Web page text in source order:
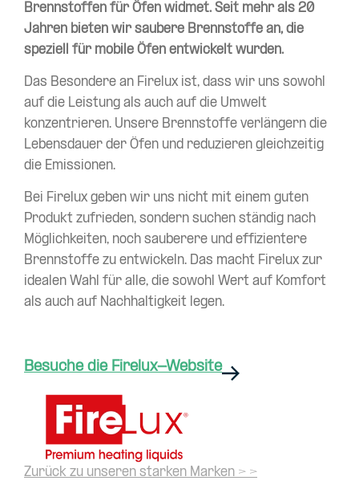
Brennstoffen für Öfen widmet. Seit mehr als 20
Jahren bieten wir saubere Brennstoffe an, die
speziell für mobile Öfen entwickelt wurden.
Das Besondere an Firelux ist, dass wir uns sowohl
auf die Leistung als auch auf die Umwelt
konzentrieren. Unsere Brennstoffe verlängern die
Lebensdauer der Öfen und reduzieren gleichzeitig
die Emissionen.
Bei Firelux geben wir uns nicht mit einem guten
Produkt zufrieden, sondern suchen ständig nach
Möglichkeiten, noch sauberere und effizientere
Brennstoffe zu entwickeln. Das macht Firelux zur
idealen Wahl für alle, die sowohl Wert auf Komfort
als auch auf Nachhaltigkeit legen.
Zurück zu unseren starken Marken > >
Besuche die Firelux-Website